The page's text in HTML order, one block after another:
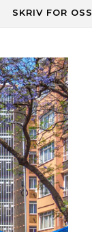
SKRIV FOR OSS